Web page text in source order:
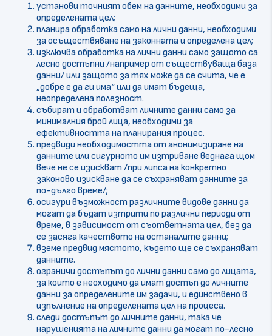
установи точният обем на данните, необходими за
определената цел;
планира обработка само на лични данни, необходими
за осъществяване на законната и определена цел;
изключва обработка на лични данни само защото са
лесно достъпни /например от съществуваща база
данни/ или защото за тях може да се счита, че е
„добре е да ги има“ или да имат бъдеща,
неопределена полезност.
събират и обработват личните данни само за
минималния брой лица, необходими за
ефективността на планирания процес.
предвиди необходимостта от анонимизиране на
данните или сигурното им изтриване веднага щом
вече не се изискват /при липса на конкретно
законово изискване да се съхраняват данните за
по-дълго време/;
осигури възможност различните видове данни да
могат да бъдат изтрити по различни периоди от
време, в зависимост от съответната цел, без да
се засяга качеството на останалите данни;
вземе предвид мястото, където ще се съхраняват
данните.
ограничи достъпът до лични данни само до лицата,
за които е неоходимо да имат достъп до личните
данни за определените им задачи, и единствено в
изпълнение на определената цел на процеса.
следи достъпът до личните данни, така че
нарушенията на личните данни да могат по-лесно